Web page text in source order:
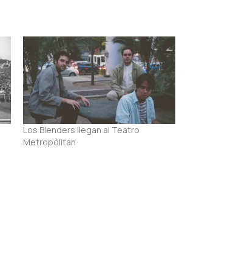
Los Blenders llegan al Teatro
Metropólitan